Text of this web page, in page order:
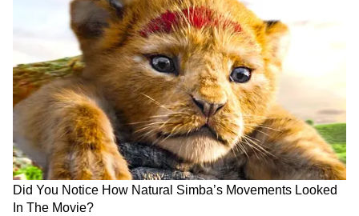
Car Loot: पेट्रोल-डीजल की टेंशन
छोड़िए, Kia दे रही है ₹2.70 लाख
का डिस्काउंट और 5 साल की फ्री
वारंटी
Tata Cars Offer: Nexon से
Safari तक बंपर छूट! ₹55,000
तक सस्ती हुईं टाटा की कारें
LATEST VIDEOS
Bombay High Court On E20: Nitin
Gadkari को बॉम्बे हाईकोर्ट से बड़ी राहत,
Meta, Google को दिया आदेश